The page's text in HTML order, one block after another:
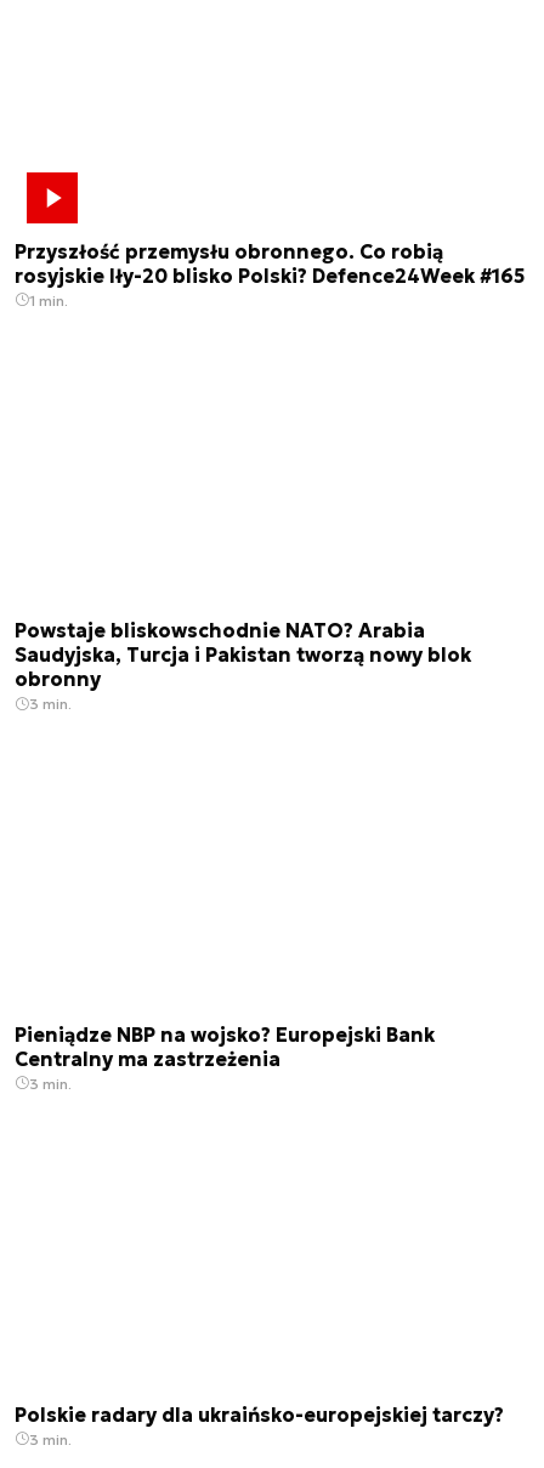
Przyszłość przemysłu obronnego. Co robią
rosyjskie Iły-20 blisko Polski? Defence24Week #165
1 min.
Powstaje bliskowschodnie NATO? Arabia
Saudyjska, Turcja i Pakistan tworzą nowy blok
obronny
3 min.
Pieniądze NBP na wojsko? Europejski Bank
Centralny ma zastrzeżenia
3 min.
Polskie radary dla ukraińsko-europejskiej tarczy?
3 min.